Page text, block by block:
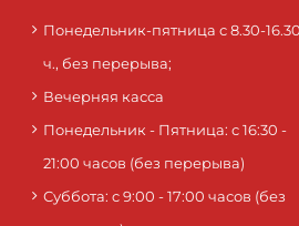
Понедельник-пятница с 8.30-16.30
ч., без перерыва;
Вечерняя касса
Понедельник - Пятница: с 16:30 -
21:00 часов (без перерыва)
Суббота: c 9:00 - 17:00 часов (без